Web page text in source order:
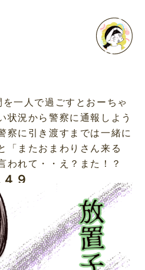
一人で過ごすとおーちゃ
状況から警察に通報しよう
察に引き渡すまでは一緒に
「またおまわりさん来る
われて・・え？また！？
９